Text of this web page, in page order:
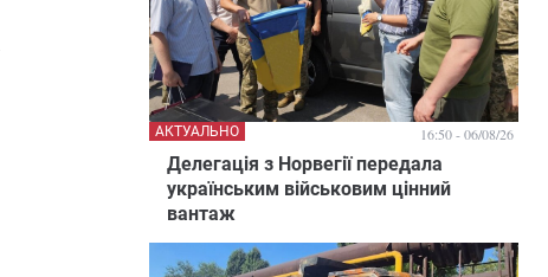
Делегація з Норвегії передала
українським військовим цінний
вантаж
АКТУАЛЬНО 16:50 - 06/08/26